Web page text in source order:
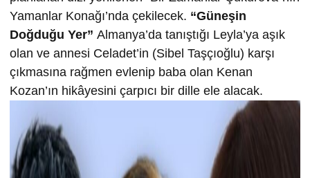
Yamanlar Konağı’nda çekilecek. “Güneşin
Doğduğu Yer” Almanya’da tanıştığı Leyla’ya aşık
olan ve annesi Celadet’in (Sibel Taşçıoğlu) karşı
çıkmasına rağmen evlenip baba olan Kenan
Kozan’ın hikâyesini çarpıcı bir dille ele alacak.